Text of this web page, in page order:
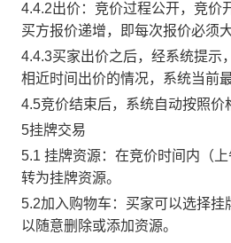
4.4.2出价：竞价过程公开，竞价
买方报价递增，即每次报价必须
4.4.3买家出价之后，经系统提示
相近时间出价的情况，系统当前
4.5竞价结束后，系统自动按照
5挂牌交易
5.1 挂牌资源：在竞价时间内（
转为挂牌资源。
5.2加入购物车：买家可以选择
以随意删除或添加资源。